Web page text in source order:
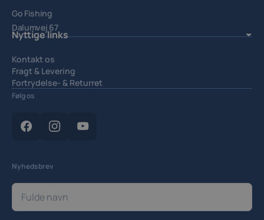
Go Fishing
Dalumvej 67
5250 Odense SV.
Nyttige links
Kontakt os
Fragt & Levering
Fortrydelse- & Returret
Handelsbetingelser
Cookieindstillinger
Følg os
Nyhedsbrev